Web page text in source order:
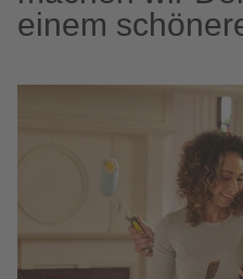
einem